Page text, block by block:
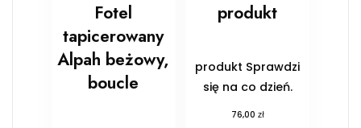
Fotel
tapicerowany
Alpah beżowy,
boucle
produkt
produkt Sprawdzi
się na co dzień.
76,00 zł